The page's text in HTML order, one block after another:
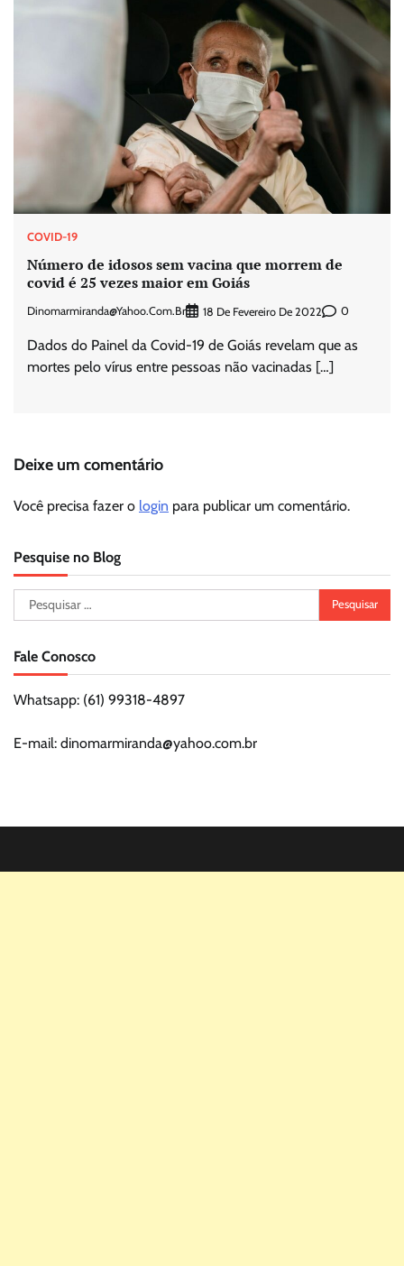
COVID-19
Número de idosos sem vacina que morrem de
covid é 25 vezes maior em Goiás
Dinomarmiranda@yahoo.com.br 18 De Fevereiro De 2022 0
Dados do Painel da Covid-19 de Goiás revelam que as
mortes pelo vírus entre pessoas não vacinadas […]
Deixe um comentário
Você precisa fazer o login para publicar um comentário.
Pesquise no Blog
Pesquisar
por:
Fale Conosco
Whatsapp: (61) 99318-4897
E-mail: dinomarmiranda@yahoo.com.br